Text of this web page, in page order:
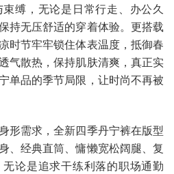
缚，无论是日常行走、办公久
持无压舒适的穿着体验。更搭载
时节牢牢锁住体表温度，抵御春
气散热，保持肌肤清爽，真正实
单品的季节局限，让时尚不再被
形需求，全新四季丹宁裤在版型
、经典直筒、慵懒宽松阔腿、复
论是追求干练利落的职场通勤